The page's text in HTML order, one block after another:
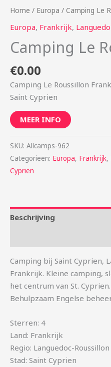
Home / Europa / Camping Le
Europa, Frankrijk,
Camping Le
€0.00
Camping Le Roussillon
Saint Cyprien
MEER INFO
SKU: Allcamps-962
Categorieën: Europa, Frankrijk,
Cyprien
Beschrijving
Camping bij Saint Cyprien,
Frankrijk. Kleine camping,
het centrum van St.
Behulpzaam Engelse
Sterren: 4
Land: Frankrijk
Regio: Languedoc-Roussillon
Stad: Saint Cyprien